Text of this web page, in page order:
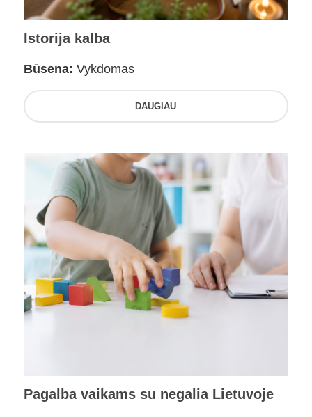
Istorija kalba
Būsena: Vykdomas
DAUGIAU
Pagalba vaikams su negalia Lietuvoje